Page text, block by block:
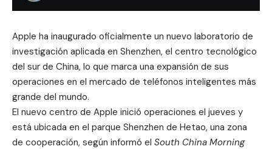
Apple ha inaugurado oficialmente un nuevo laboratorio de
investigación aplicada en Shenzhen, el centro tecnológico
del sur de China, lo que marca una expansión de sus
operaciones en el mercado de teléfonos inteligentes más
grande del mundo.
El nuevo centro de Apple inició operaciones el jueves y
está ubicada en el parque Shenzhen de Hetao, una zona
de cooperación, según informó el South China Morning